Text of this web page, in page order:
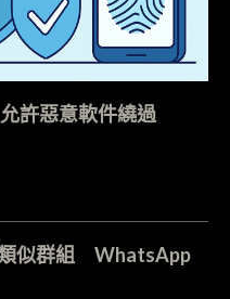
許惡意軟件繞過
類似群組 WhatsApp